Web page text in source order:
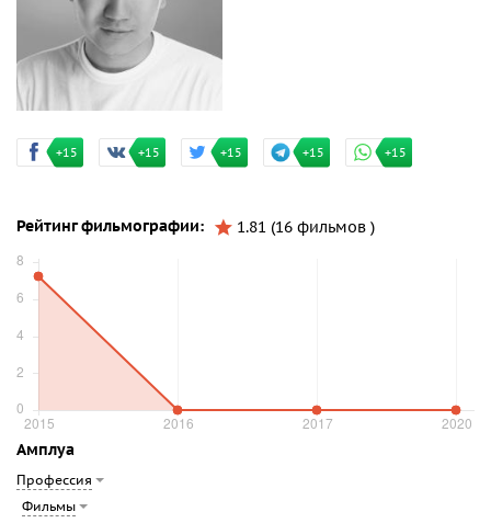
+15 +15 +15 +15 +15
Рейтинг фильмографии: 1.81 (16 фильмов )
Амплуа
Профессия
Фильмы